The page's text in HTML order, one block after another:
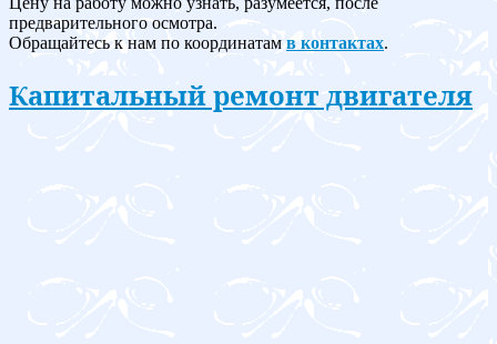
предварительного осмотра.
Обращайтесь к нам по координатам в контактах.
Капитальный ремонт двигателя